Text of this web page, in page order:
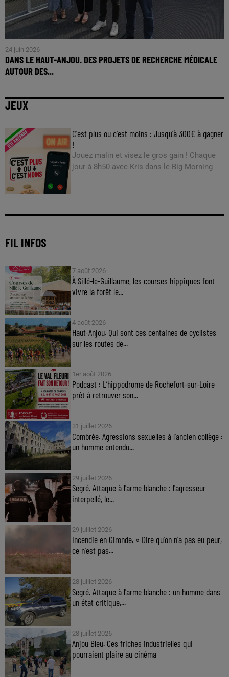
24 juin 2026
DANS LE HAUT-ANJOU. DES PROJETS DE RECHERCHE MÉDICALE
AUTOUR DES...
JEUX
C'est plus ou c'est moins : Jusqu'à 300€ à gagner
!
Jouez malin et visez le gros gain ! Chaque
jour à 8h50 avec Kris dans le Big Morning
FIL INFOS
7 août 2026
À Sillé-le-Guillaume, les courses hippiques font
vivre la forêt le...
4 août 2026
Haut-Anjou. Qui sont ces centaines de cyclistes
sur les routes de...
1er août 2026
Podcast : L’hippodrome de Rochefort-sur-Loire
prêt à retrouver son...
31 juillet 2026
Combrée. Agressions sexuelles à l'ancien collège :
un homme entendu...
29 juillet 2026
Segré. Attaque à l'arme blanche : l'agresseur
interpellé, le...
29 juillet 2026
Incendie en Gironde. « Dire qu'on n'a pas eu peur,
ce n'est pas...
28 juillet 2026
Segré. Attaque à l'arme blanche : un homme dans
un état critique,...
28 juillet 2026
Anjou Bleu. Ces friches industrielles qui
pourraient plaire au cinéma